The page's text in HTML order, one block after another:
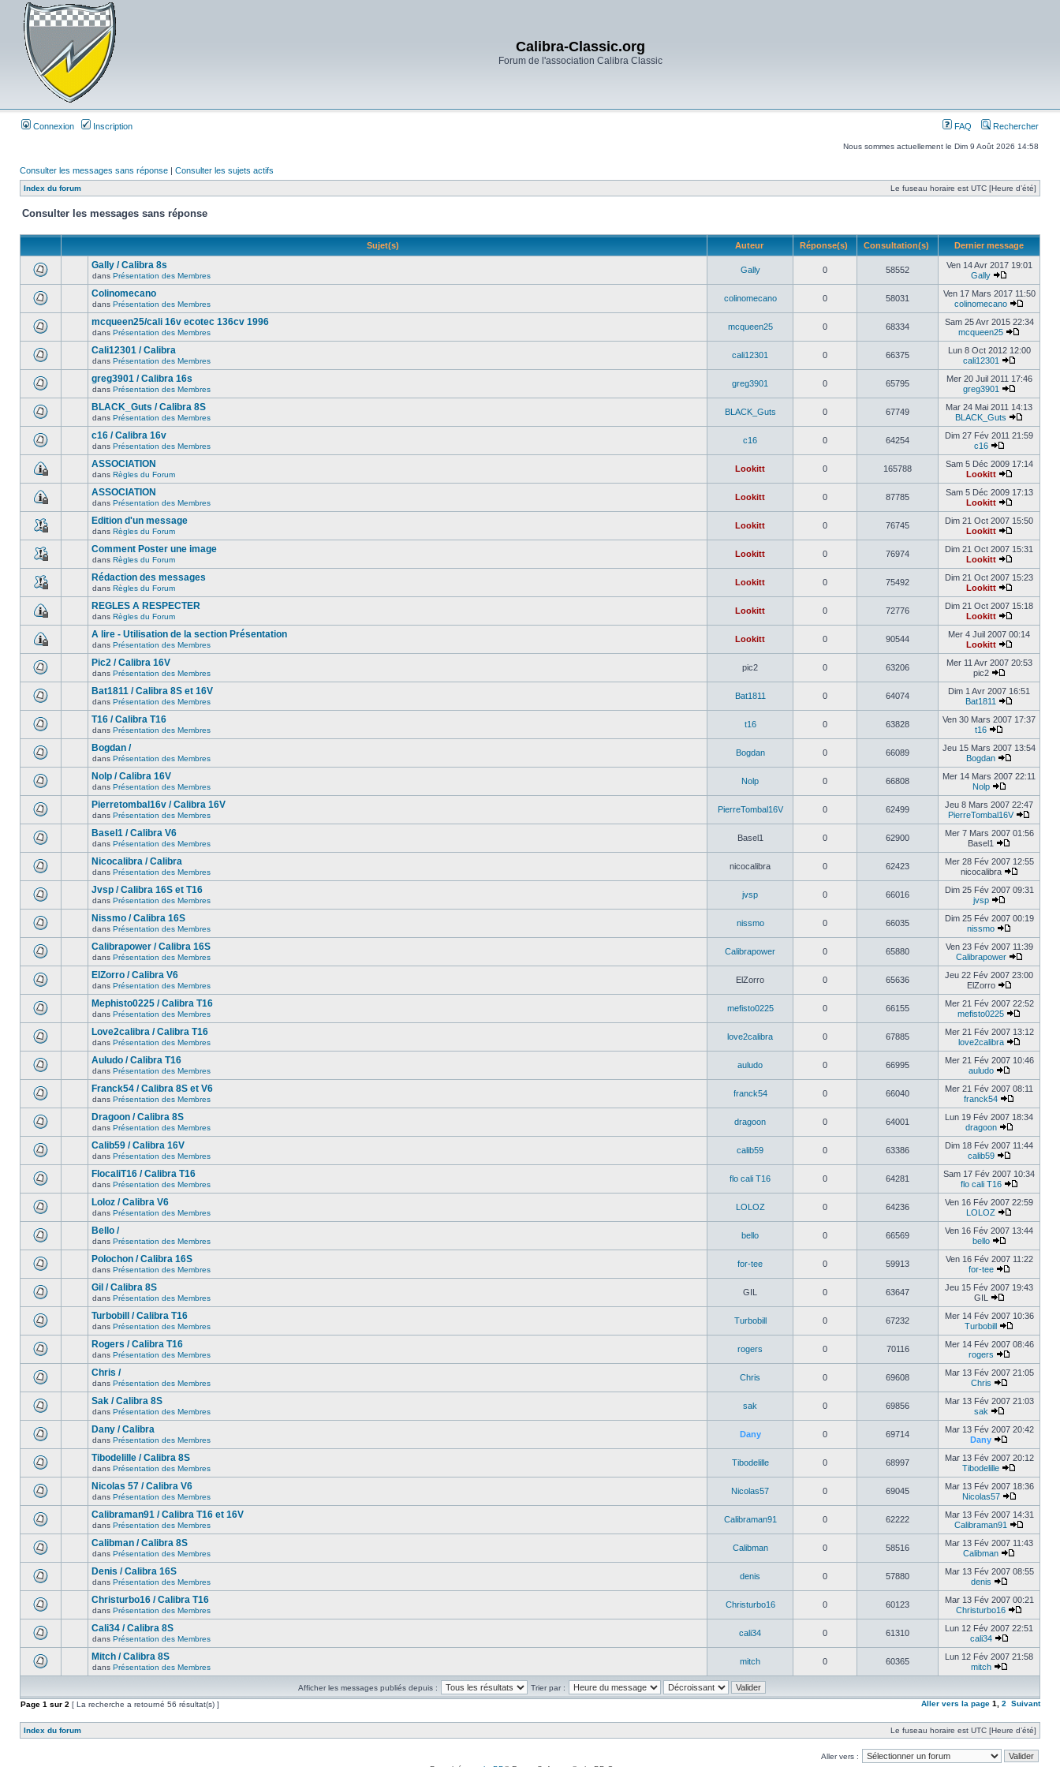
Calibra-Classic.org
Forum de l'association Calibra Classic
Connexion Inscription FAQ Rechercher
Nous sommes actuellement le Dim 9 Août 2026 14:58
Consulter les messages sans réponse | Consulter les sujets actifs
Index du forum Le fuseau horaire est UTC [Heure d’été]
Consulter les messages sans réponse
Sujet(s) Auteur Réponse(s) Consultation(s) Dernier message
Gally / Calibra 8s
dans Présentation des Membres
Gally 0 58552
Ven 14 Avr 2017 19:01
Gally
Colinomecano
dans Présentation des Membres
colinomecano 0 58031
Ven 17 Mars 2017 11:50
colinomecano
mcqueen25/cali 16v ecotec 136cv 1996
dans Présentation des Membres
mcqueen25 0 68334
Sam 25 Avr 2015 22:34
mcqueen25
Cali12301 / Calibra
dans Présentation des Membres
cali12301 0 66375
Lun 8 Oct 2012 12:00
cali12301
greg3901 / Calibra 16s
dans Présentation des Membres
greg3901 0 65795
Mer 20 Juil 2011 17:46
greg3901
BLACK_Guts / Calibra 8S
dans Présentation des Membres
BLACK_Guts 0 67749
Mar 24 Mai 2011 14:13
BLACK_Guts
c16 / Calibra 16v
dans Présentation des Membres
c16 0 64254
Dim 27 Fév 2011 21:59
c16
ASSOCIATION
dans Règles du Forum
Lookitt 0 165788
Sam 5 Déc 2009 17:14
Lookitt
ASSOCIATION
dans Présentation des Membres
Lookitt 0 87785
Sam 5 Déc 2009 17:13
Lookitt
Edition d'un message
dans Règles du Forum
Lookitt 0 76745
Dim 21 Oct 2007 15:50
Lookitt
Comment Poster une image
dans Règles du Forum
Lookitt 0 76974
Dim 21 Oct 2007 15:31
Lookitt
Rédaction des messages
dans Règles du Forum
Lookitt 0 75492
Dim 21 Oct 2007 15:23
Lookitt
REGLES A RESPECTER
dans Règles du Forum
Lookitt 0 72776
Dim 21 Oct 2007 15:18
Lookitt
A lire - Utilisation de la section Présentation
dans Présentation des Membres
Lookitt 0 90544
Mer 4 Juil 2007 00:14
Lookitt
Pic2 / Calibra 16V
dans Présentation des Membres
pic2 0 63206
Mer 11 Avr 2007 20:53
pic2
Bat1811 / Calibra 8S et 16V
dans Présentation des Membres
Bat1811 0 64074
Dim 1 Avr 2007 16:51
Bat1811
T16 / Calibra T16
dans Présentation des Membres
t16 0 63828
Ven 30 Mars 2007 17:37
t16
Bogdan /
dans Présentation des Membres
Bogdan 0 66089
Jeu 15 Mars 2007 13:54
Bogdan
Nolp / Calibra 16V
dans Présentation des Membres
Nolp 0 66808
Mer 14 Mars 2007 22:11
Nolp
Pierretombal16v / Calibra 16V
dans Présentation des Membres
PierreTombal16V 0 62499
Jeu 8 Mars 2007 22:47
PierreTombal16V
Basel1 / Calibra V6
dans Présentation des Membres
Basel1 0 62900
Mer 7 Mars 2007 01:56
Basel1
Nicocalibra / Calibra
dans Présentation des Membres
nicocalibra 0 62423
Mer 28 Fév 2007 12:55
nicocalibra
Jvsp / Calibra 16S et T16
dans Présentation des Membres
jvsp 0 66016
Dim 25 Fév 2007 09:31
jvsp
Nissmo / Calibra 16S
dans Présentation des Membres
nissmo 0 66035
Dim 25 Fév 2007 00:19
nissmo
Calibrapower / Calibra 16S
dans Présentation des Membres
Calibrapower 0 65880
Ven 23 Fév 2007 11:39
Calibrapower
ElZorro / Calibra V6
dans Présentation des Membres
ElZorro 0 65636
Jeu 22 Fév 2007 23:00
ElZorro
Mephisto0225 / Calibra T16
dans Présentation des Membres
mefisto0225 0 66155
Mer 21 Fév 2007 22:52
mefisto0225
Love2calibra / Calibra T16
dans Présentation des Membres
love2calibra 0 67885
Mer 21 Fév 2007 13:12
love2calibra
Auludo / Calibra T16
dans Présentation des Membres
auludo 0 66995
Mer 21 Fév 2007 10:46
auludo
Franck54 / Calibra 8S et V6
dans Présentation des Membres
franck54 0 66040
Mer 21 Fév 2007 08:11
franck54
Dragoon / Calibra 8S
dans Présentation des Membres
dragoon 0 64001
Lun 19 Fév 2007 18:34
dragoon
Calib59 / Calibra 16V
dans Présentation des Membres
calib59 0 63386
Dim 18 Fév 2007 11:44
calib59
FlocaliT16 / Calibra T16
dans Présentation des Membres
flo cali T16 0 64281
Sam 17 Fév 2007 10:34
flo cali T16
Loloz / Calibra V6
dans Présentation des Membres
LOLOZ 0 64236
Ven 16 Fév 2007 22:59
LOLOZ
Bello /
dans Présentation des Membres
bello 0 66569
Ven 16 Fév 2007 13:44
bello
Polochon / Calibra 16S
dans Présentation des Membres
for-tee 0 59913
Ven 16 Fév 2007 11:22
for-tee
Gil / Calibra 8S
dans Présentation des Membres
GIL 0 63647
Jeu 15 Fév 2007 19:43
GIL
Turbobill / Calibra T16
dans Présentation des Membres
Turbobill 0 67232
Mer 14 Fév 2007 10:36
Turbobill
Rogers / Calibra T16
dans Présentation des Membres
rogers 0 70116
Mer 14 Fév 2007 08:46
rogers
Chris /
dans Présentation des Membres
Chris 0 69608
Mar 13 Fév 2007 21:05
Chris
Sak / Calibra 8S
dans Présentation des Membres
sak 0 69856
Mar 13 Fév 2007 21:03
sak
Dany / Calibra
dans Présentation des Membres
Dany 0 69714
Mar 13 Fév 2007 20:42
Dany
Tibodelille / Calibra 8S
dans Présentation des Membres
Tibodelille 0 68997
Mar 13 Fév 2007 20:12
Tibodelille
Nicolas 57 / Calibra V6
dans Présentation des Membres
Nicolas57 0 69045
Mar 13 Fév 2007 18:36
Nicolas57
Calibraman91 / Calibra T16 et 16V
dans Présentation des Membres
Calibraman91 0 62222
Mar 13 Fév 2007 14:31
Calibraman91
Calibman / Calibra 8S
dans Présentation des Membres
Calibman 0 58516
Mar 13 Fév 2007 11:43
Calibman
Denis / Calibra 16S
dans Présentation des Membres
denis 0 57880
Mar 13 Fév 2007 08:55
denis
Christurbo16 / Calibra T16
dans Présentation des Membres
Christurbo16 0 60123
Mar 13 Fév 2007 00:21
Christurbo16
Cali34 / Calibra 8S
dans Présentation des Membres
cali34 0 61310
Lun 12 Fév 2007 22:51
cali34
Mitch / Calibra 8S
dans Présentation des Membres
mitch 0 60365
Lun 12 Fév 2007 21:58
mitch
Afficher les messages publiés depuis :
Trier par :
Page 1 sur 2 [ La recherche a retourné 56 résultat(s) ] Aller vers la page 1 2 Suivant
Index du forum Le fuseau horaire est UTC [Heure d’été]
Aller vers :